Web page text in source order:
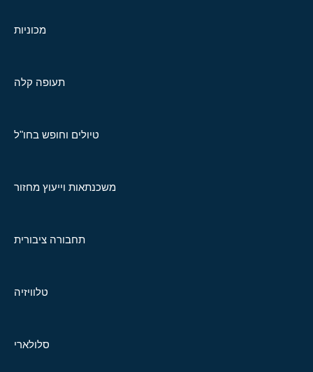
מכוניות
תעופה קלה
טיולים וחופש בחו"ל
משכנתאות וייעוץ מחזור
תחבורה ציבורית
טלוויזיה
סלולארי